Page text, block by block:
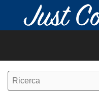
contenuto